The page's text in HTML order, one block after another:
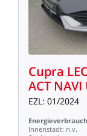
Cupra
ACT NAVI
EZL: 01/2024
Energieverbrauch
Innenstadt: n.v.